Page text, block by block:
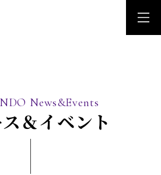
News&Events
＆イベント